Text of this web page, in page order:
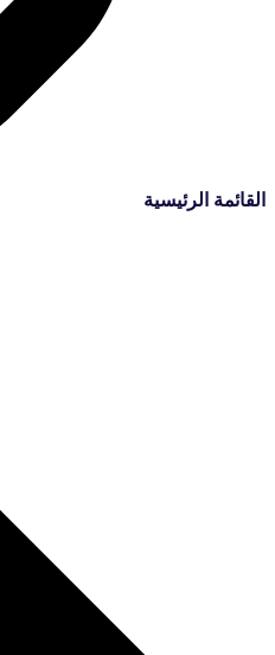
القائمة الرئيسية